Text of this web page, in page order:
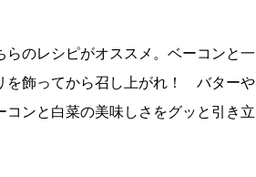
のレシピがオススメ。ベーコンと一
を飾ってから召し上がれ！ バター
ンと白菜の美味しさをグッと引き立